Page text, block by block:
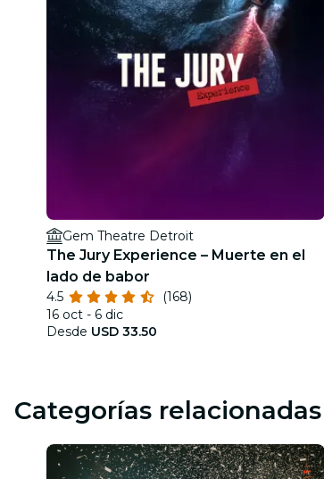
Gem Theatre Detroit
The Jury Experience – Muerte en el
lado de babor
4.5
(168)
16 oct - 6 dic
Desde USD 33.50
Categorías relacionadas